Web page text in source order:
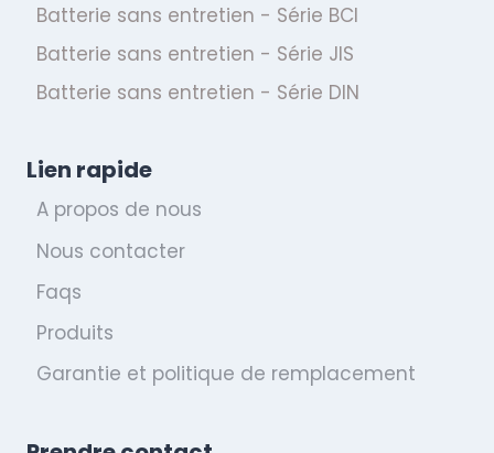
Batterie sans entretien - Série BCI
Batterie sans entretien - Série JIS
Batterie sans entretien - Série DIN
Lien rapide
A propos de nous
Nous contacter
Faqs
Produits
Garantie et politique de remplacement